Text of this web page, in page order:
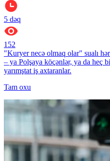
5 dəq
152
"Kuryer necə olmaq olar" sualı
– ya Polşaya köçənlər, ya da heç
yarımştat iş axtaranlar.
Tam oxu